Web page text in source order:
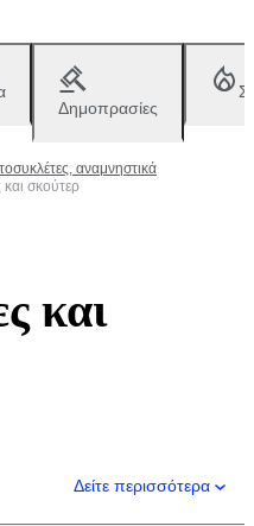
Δημοπρασίες
αναμνηστικά
και σκούτερ
και
Δείτε περισσότερα